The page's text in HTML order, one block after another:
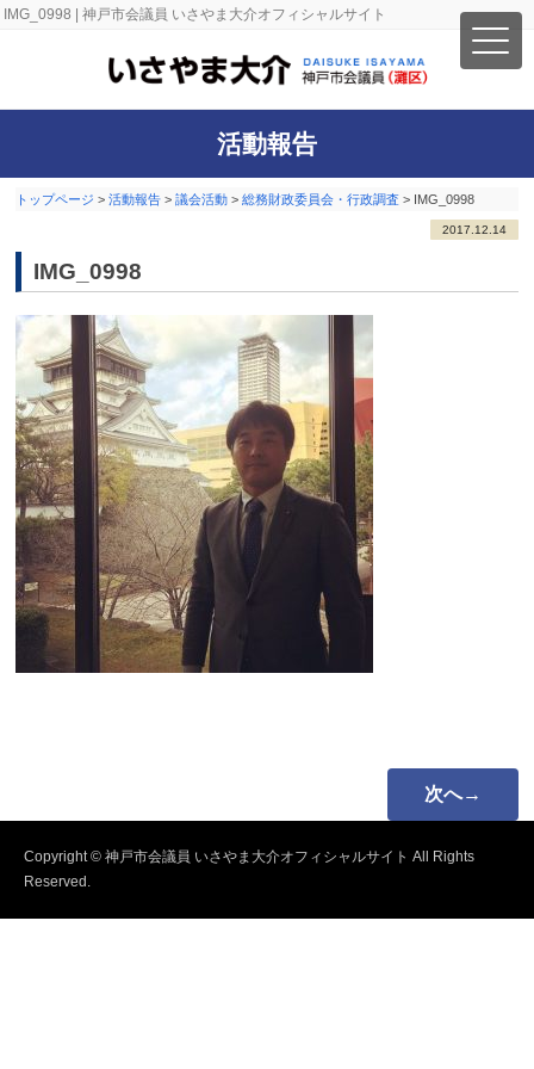
IMG_0998 | 神戸市会議員 いさやま大介オフィシャルサイト
活動報告
トップページ >活動報告 >議会活動 >総務財政委員会・行政調査 > IMG_0998
2017.12.14
IMG_0998
次へ→
Copyright © 神戸市会議員 いさやま大介オフィシャルサイト All Rights
Reserved.